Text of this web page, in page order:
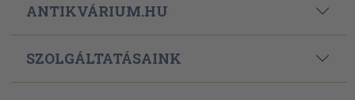
ANTIKVÁRIUM.HU
SZOLGÁLTATÁSAINK